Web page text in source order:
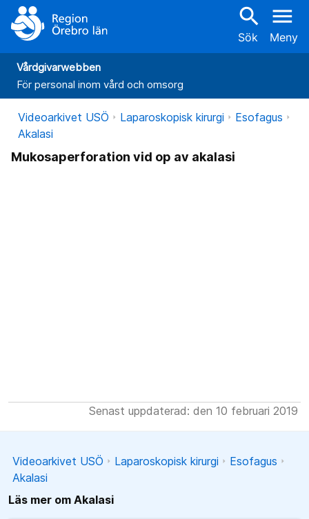
search
Sök
menu
Meny
Vårdgivarwebben
För personal inom vård och omsorg
Videoarkivet USÖ Laparoskopisk kirurgi
Esofagus
Akalasi
Mukosaperforation vid op av akalasi
Senast uppdaterad: den 10 februari 2019
Videoarkivet USÖ Laparoskopisk kirurgi
Esofagus
Akalasi
Läs mer om Akalasi